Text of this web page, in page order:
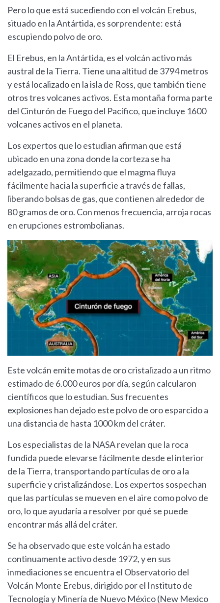
Pero lo que está sucediendo con el volcán Erebus,
situado en la Antártida, es sorprendente: está
escupiendo polvo de oro.
El Erebus, en la Antártida, es el volcán activo más
austral de la Tierra. Tiene una altitud de 3794 metros
y está localizado en la isla de Ross, que también tiene
otros tres volcanes activos. Esta montaña forma parte
del Cinturón de Fuego del Pacífico, que incluye 1600
volcanes activos en el planeta.
Los expertos que lo estudian afirman que está
ubicado en una zona donde la corteza se ha
adelgazado, permitiendo que el magma fluya
fácilmente hacia la superficie a través de fallas,
liberando bolsas de gas, que contienen alrededor de
80 gramos de oro. Con menos frecuencia, arroja rocas
en erupciones estrombolianas.
Este volcán emite motas de oro cristalizado a un ritmo
estimado de 6.000 euros por día, según calcularon
científicos que lo estudian. Sus frecuentes
explosiones han dejado este polvo de oro esparcido a
una distancia de hasta 1000 km del cráter.
Los especialistas de la NASA revelan que la roca
fundida puede elevarse fácilmente desde el interior
de la Tierra, transportando partículas de oro a la
superficie y cristalizándose. Los expertos sospechan
que las partículas se mueven en el aire como polvo de
oro, lo que ayudaría a resolver por qué se puede
encontrar más allá del cráter.
Se ha observado que este volcán ha estado
continuamente activo desde 1972, y en sus
inmediaciones se encuentra el Observatorio del
Volcán Monte Erebus, dirigido por el Instituto de
Tecnología y Minería de Nuevo México (New Mexico